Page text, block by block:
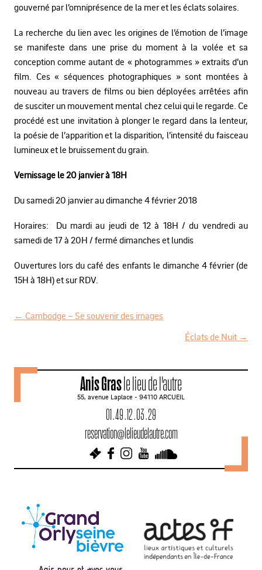
gouverné par l’omniprésence de la mer et les éclats solaires.
La recherche du lien avec les origines de l’émotion de l’image
se manifeste dans une prise du moment à la volée et sa
conception comme autant de « photogrammes » extraits d’un
film. Ces « séquences photographiques » sont montées à
nouveau au travers de films ou bien déployées arrêtées afin
de susciter un mouvement mental chez celui qui le regarde. Ce
procédé est une invitation à plonger le regard dans la lenteur,
la poésie de l’apparition et la disparition, l’intensité du faisceau
lumineux et le bruissement du grain.
Vernissage le 20 janvier à 18H
Du samedi 20 janvier au dimanche 4 février 2018
Horaires: Du mardi au jeudi de 12 à 18H / du vendredi au
samedi de 17 à 20H / fermé dimanches et lundis
Ouvertures lors du café des enfants le dimanche 4 février (de
15H à 18H) et sur RDV.
v
g
o
← Cambodge – Se souvenir des images
Éclats de Nuit →
Anis Grasle lieu de l'autre
55, avenue Laplace - 94110 ARCUEIL
01 . 49 . 12 . 03 . 29
reservation@lelieudelautre.com